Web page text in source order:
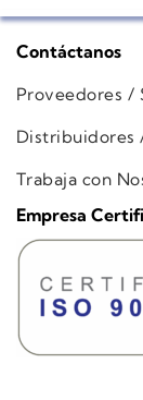
Contáctanos
Proveedores /
Distribuidores
Trabaja con
Empresa